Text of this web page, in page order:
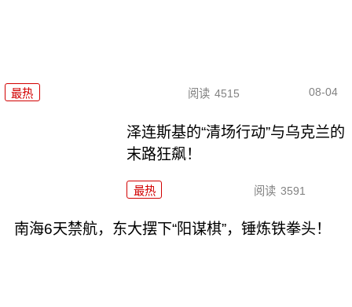
最热 阅读 4515 08-04
泽连斯基的“清场行动”与乌克兰的
末路狂飙！
最热 阅读 3591
南海6天禁航，东大摆下“阳谋棋”，锤炼铁拳头！